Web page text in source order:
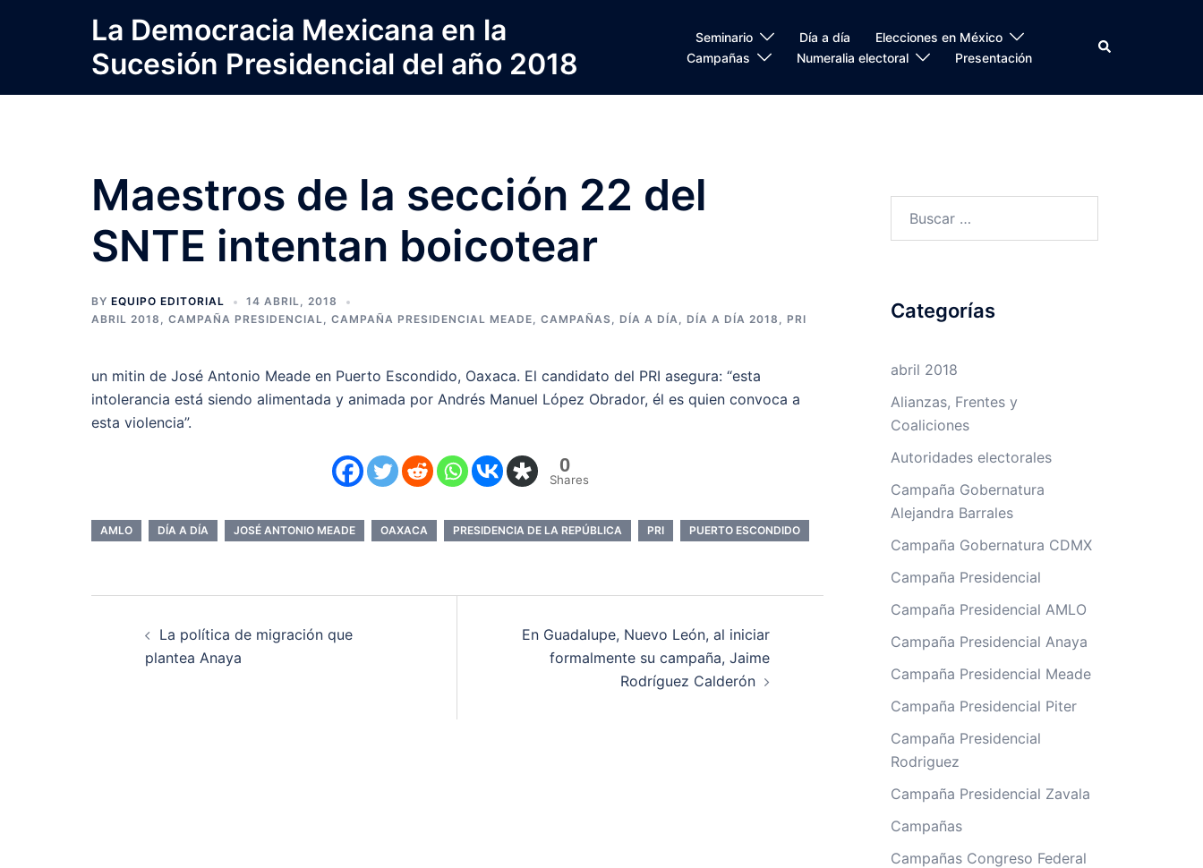
La Democracia Mexicana en la
Sucesión Presidencial del año 2018
Seminario Día a día
Elecciones en México
Campañas
Numeralia electoral Presentación
Search
Maestros de la sección 22 del
SNTE intentan boicotear
BY EQUIPO EDITORIAL
14 ABRIL, 2018
ABRIL 2018 , CAMPAÑA PRESIDENCIAL, CAMPAÑA PRESIDENCIAL MEADE, CAMPAÑAS, DÍA A DÍA, DÍA A DÍA 2018 , PRI
un mitin de José Antonio Meade en Puerto Escondido, Oaxaca. El candidato del PRI asegura: “esta
intolerancia está siendo alimentada y animada por Andrés Manuel López Obrador, él es quien convoca a
esta violencia”.
0
Shares
AMLO DÍA A DÍA JOSÉ ANTONIO MEADE OAXACA PRESIDENCIA DE LA REPÚBLICA PRI PUERTO ESCONDIDO
Navegación
La política de migración que
plantea Anaya
En Guadalupe, Nuevo León, al iniciar
formalmente su campaña, Jaime
Rodríguez Calderón
Categorías
abril 2018
Alianzas, Frentes y
Coaliciones
Autoridades electorales
Campaña Gobernatura
Alejandra Barrales
Campaña Gobernatura CDMX
Campaña Presidencial
Campaña Presidencial AMLO
Campaña Presidencial Anaya
Campaña Presidencial Meade
Campaña Presidencial Piter
Campaña Presidencial
Rodriguez
Campaña Presidencial Zavala
Campañas
Campañas Congreso Federal